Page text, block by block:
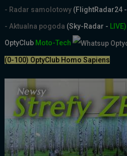
- Radar samolotowy (FlightRadar24 -
- Aktualna pogoda (Sky-Radar - LIVE)
OptyClub Moto-Tech
(0-100) OptyClub Homo Sapiens